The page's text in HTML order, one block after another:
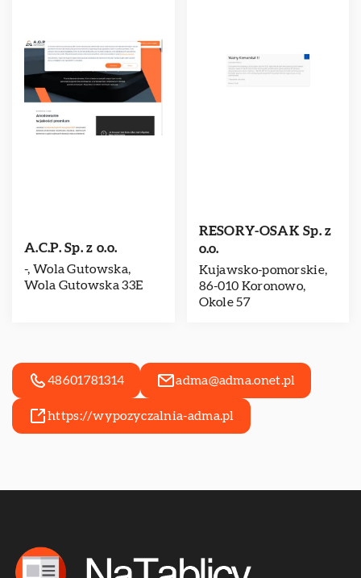
A.C.P. Sp. z o.o.
-, Wola Gutowska,
Wola Gutowska 33E
RESORY-OSAK Sp. z
o.o.
Kujawsko-pomorskie,
86-010 Koronowo,
Okole 57
48601781314 adma@adma.onet.pl
https://wypozyczalnia-adma.pl